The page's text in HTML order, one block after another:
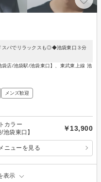
スパでリラックスも◎◆池袋東口３分
店/池袋駅/池袋東口】、東武東上線 池
メンズ歓迎
カラー
袋東口】
￥13,900
ニューを見る
表示